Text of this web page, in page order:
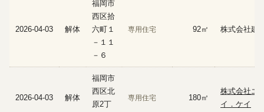
2026-04-03 解体
福岡市
西区拾
六町１
－１１
－６
専用住宅 92㎡ 株式会社建
2026-04-03 解体
福岡市
西区北
原2丁
専用住宅 180㎡
株式会社エ
イ．ケイ